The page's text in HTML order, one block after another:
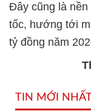
Đây cũng là nền
tốc, hướng tới
tỷ đồng năm
TIN MỚI NHẤT